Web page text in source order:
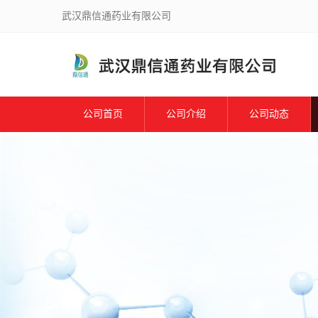
武汉鼎信通药业有限公司
公司首页 公司介绍 公司动态